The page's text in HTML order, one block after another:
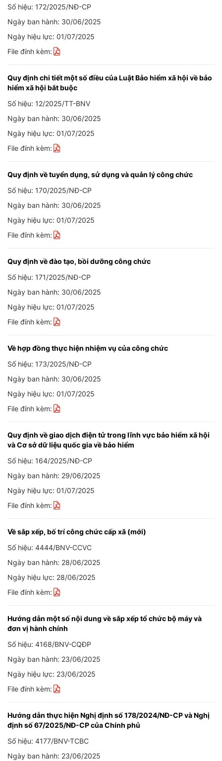
Số hiệu: 172/2025/NĐ-CP
Ngày ban hành: 30/06/2025
Ngày hiệu lực: 01/07/2025
File đính kèm:
Quy định chi tiết một số điều của Luật Bảo hiểm xã hội về bảo
hiểm xã hội bắt buộc
Số hiệu: 12/2025/TT-BNV
Ngày ban hành: 30/06/2025
Ngày hiệu lực: 01/07/2025
File đính kèm:
Quy định về tuyển dụng, sử dụng và quản lý công chức
Số hiệu: 170/2025/NĐ-CP
Ngày ban hành: 30/06/2025
Ngày hiệu lực: 01/07/2025
File đính kèm:
Quy định về đào tạo, bồi dưỡng công chức
Số hiệu: 171/2025/NĐ-CP
Ngày ban hành: 30/06/2025
Ngày hiệu lực: 01/07/2025
File đính kèm:
Về hợp đồng thực hiện nhiệm vụ của công chức
Số hiệu: 173/2025/NĐ-CP
Ngày ban hành: 30/06/2025
Ngày hiệu lực: 01/07/2025
File đính kèm:
Quy định về giao dịch điện tử trong lĩnh vực bảo hiểm xã hội
và Cơ sở dữ liệu quốc gia về bảo hiểm
Số hiệu: 164/2025/NĐ-CP
Ngày ban hành: 29/06/2025
Ngày hiệu lực: 01/07/2025
File đính kèm:
Về sắp xếp, bố trí công chức cấp xã (mới)
Số hiệu: 4444/BNV-CCVC
Ngày ban hành: 28/06/2025
Ngày hiệu lực: 28/06/2025
File đính kèm:
Hướng dẫn một số nội dung về sắp xếp tổ chức bộ máy và
đơn vị hành chính
Số hiệu: 4168/BNV-CQĐP
Ngày ban hành: 23/06/2025
Ngày hiệu lực: 23/06/2025
File đính kèm:
Hướng dẫn thực hiện Nghị định số 178/2024/NĐ-CP và Nghị
định số 67/2025/NĐ-CP của Chính phủ
Số hiệu: 4177/BNV-TCBC
Ngày ban hành: 23/06/2025